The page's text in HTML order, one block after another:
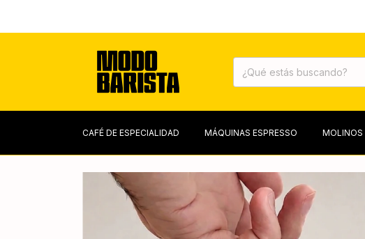
CAFÉ DE ESPECIALIDAD MÁQUINAS ESPRESSO MOLINOS